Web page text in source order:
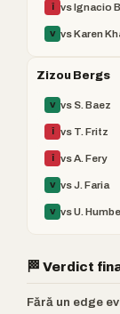
Î vs Ignacio
V vs Karen
Zizou Bergs
V vs S. Baez
Î vs T. Fritz
Î vs A. Fery
V vs J. Faria
V vs U.
🏁 Verdict
Fără un edge